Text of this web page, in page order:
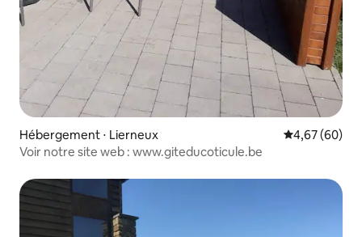
Hébergement ⋅ Lierneux Évaluation
4,67 (60)
Voir notre site web : www.giteducoticule.be